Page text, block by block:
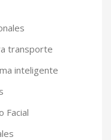
transporte
inteligente
Facial